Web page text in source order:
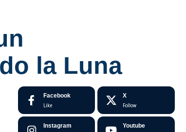
la Luna
Facebook
Like
X
Follow
Instagram Youtube